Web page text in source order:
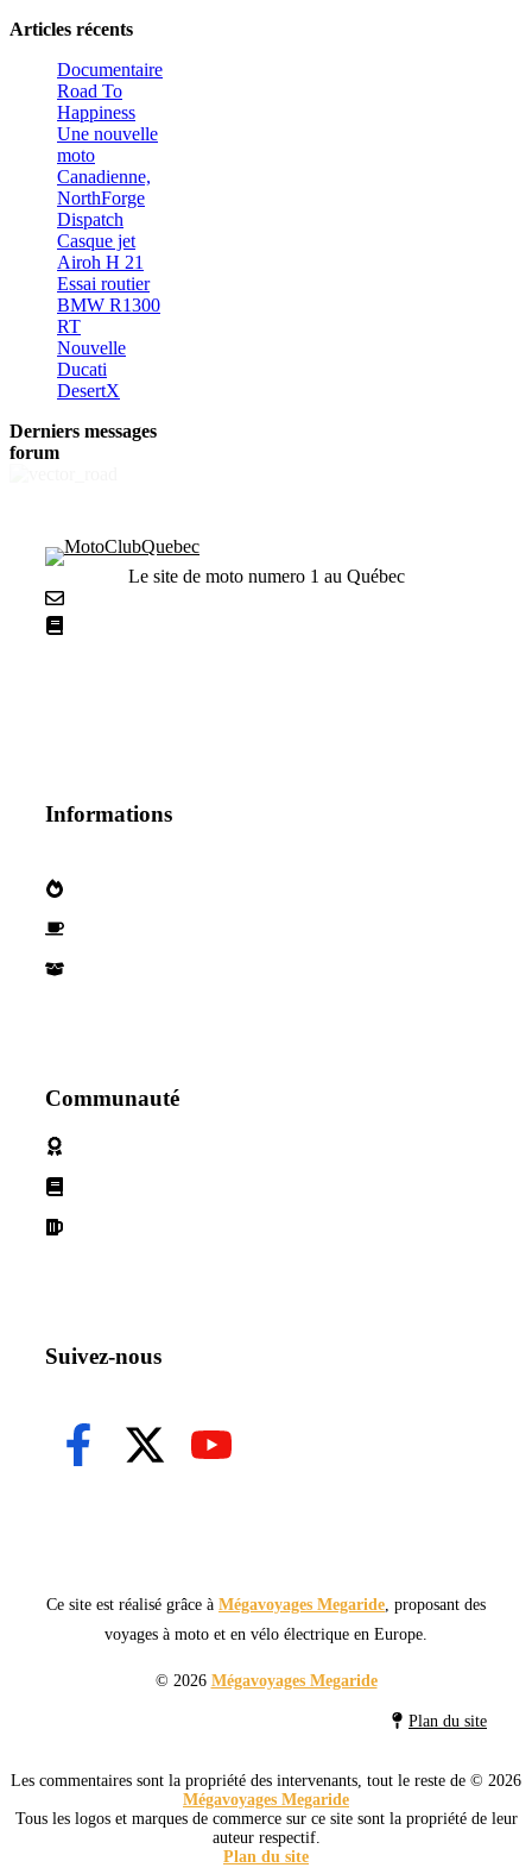
Articles récents
Documentaire
Road To
Happiness
Une nouvelle
moto
Canadienne,
NorthForge
Dispatch
Casque jet
Airoh H 21
Essai routier
BMW R1300
RT
Nouvelle
Ducati
DesertX
Derniers messages
forum
Le site de moto numero 1 au Québec
Informations
Communauté
Suivez-nous
Ce site est réalisé grâce à Mégavoyages Megaride , proposant des
voyages à moto et en vélo électrique en Europe.
© 2026 Mégavoyages Megaride
Plan du site
Les commentaires sont la propriété des intervenants, tout le reste de © 2026
Mégavoyages Megaride
Tous les logos et marques de commerce sur ce site sont la propriété de leur
auteur respectif.
Plan du site